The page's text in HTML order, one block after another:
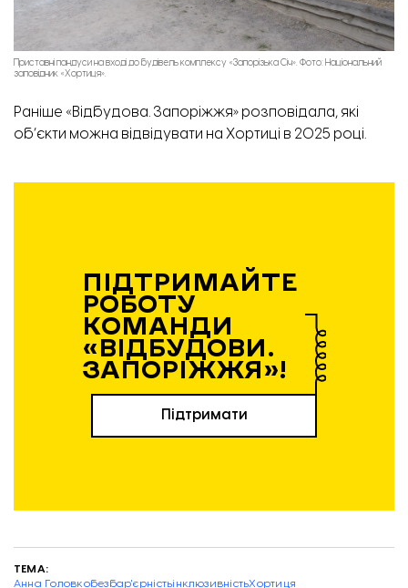
Приставні пандуси на вході до будівель комплексу «Запорізька Січ». Фото: Національний
заповідник «Хортиця».
Раніше «Відбудова. Запоріжжя» розповідала, які
об’єкти можна відвідувати на Хортиці в 2025 році.
ПІДТРИМАЙТЕ
РОБОТУ
КОМАНДИ
«ВІДБУДОВИ.
ЗАПОРІЖЖЯ»!
Підтримати
ТЕМА:
Анна Головкобезбар'єрністьінклюзивністьХортиця